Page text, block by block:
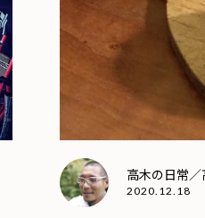
高木の日常
2020.12.18